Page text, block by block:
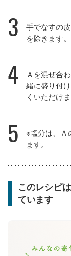
3
手でなすの
を除きます。
4
Ａを混ぜ合
緒に盛り付
くいただけま
5
※塩分は、Ａ
ます。
このレシピ
ています